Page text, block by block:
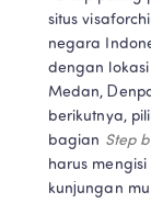
situs
negara
dengan
Medan,
berikutnya,
bagian Step
harus
kunjungan